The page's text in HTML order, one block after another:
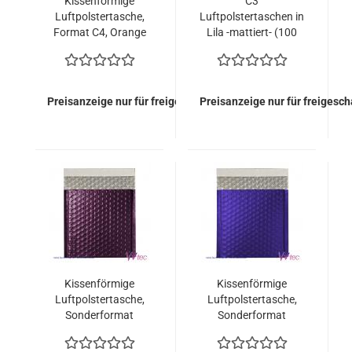
Luftpolstertasche,
Format C4, Orange
149,00 Euro)
Preisanzeige nur für freigeschaltete Kunden
Luftpolstertaschen in
Lila -mattiert- (100
Preisanzeige nur für
Kissenförmige
Luftpolstertasche,
Sonderformat
Burgunderrot
Kissenförmige
Luftpolstertasche,
Sonderformat
Dunkelblau